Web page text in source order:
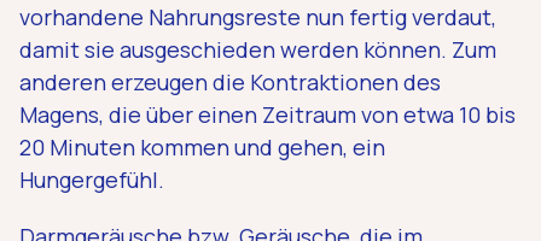
vorhandene Nahrungsreste nun fertig verdaut,
damit sie ausgeschieden werden können. Zum
anderen erzeugen die Kontraktionen des
Magens, die über einen Zeitraum von etwa 10 bis
20 Minuten kommen und gehen, ein
Hungergefühl.